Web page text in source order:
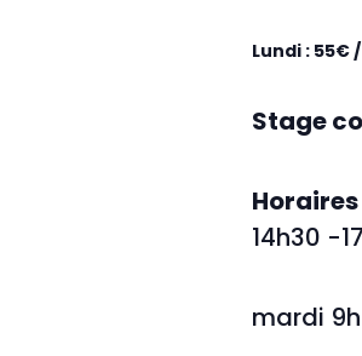
Lundi : 55€
Stage
Horaires
14h30 -
mardi